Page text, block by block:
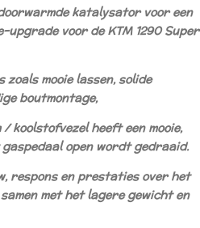
katalysator voor een
voor de KTM 1290 Super
mooie lassen, solide
boutmontage,
koolstofvezel heeft een mooie,
open wordt gedraaid.
respons en prestaties over het
met het lagere gewicht en